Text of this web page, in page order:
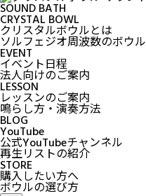
SOUND BATH
CRYSTAL BOWL
クリスタルボウルとは
ソルフェジオ周波数のボウル
EVENT
イベント日程
法人向けのご案内
LESSON
レッスンのご案内
鳴らし方・演奏方法
BLOG
YouTube
公式YouTubeチャンネル
再生リストの紹介
STORE
購入したい方へ
ボウルの選び方